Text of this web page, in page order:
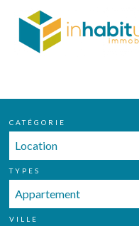
CATÉGORIE
Location
TYPES
Appartement
VILLE